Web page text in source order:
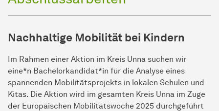
Nachhaltige Mobilität bei Kindern
Im Rahmen einer Aktion im Kreis Unna suchen wir
eine*n Bachelorkandidat*in für die Analyse eines
spannenden Mobilitätsprojekts in lokalen Schulen und
Kitas. Die Aktion wird im gesamten Kreis Unna im Zuge
der Europäischen Mobilitätswoche 2025 durchgeführt